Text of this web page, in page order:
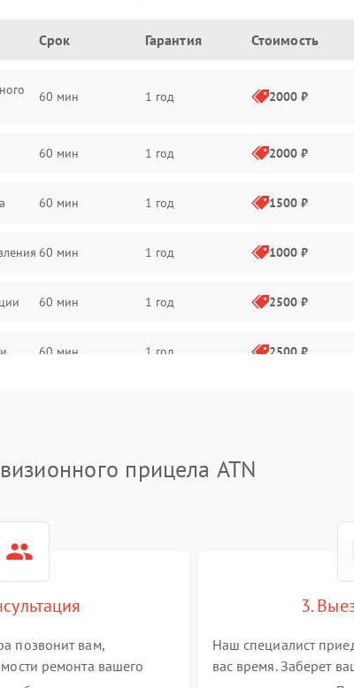
Срок Гарантия Стоимость
60 мин 1 год 2000 ₽
60 мин 1 год 2000 ₽
60 мин 1 год 1500 ₽
60 мин 1 год 1000 ₽
60 мин 1 год 2500 ₽
60 мин 1 год 2500 ₽
прицела ATN
позвонит вам,
ремонта вашего
3.
Наш специалист
вас время. Заберет